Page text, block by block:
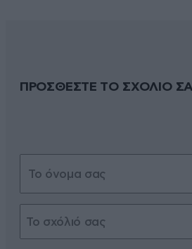
ΠΡΟΣΘΕΣΤΕ ΤΟ ΣΧΟΛΙΟ